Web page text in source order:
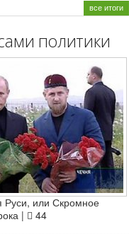
все итоги
политики
Руси, или Скромное
|
44